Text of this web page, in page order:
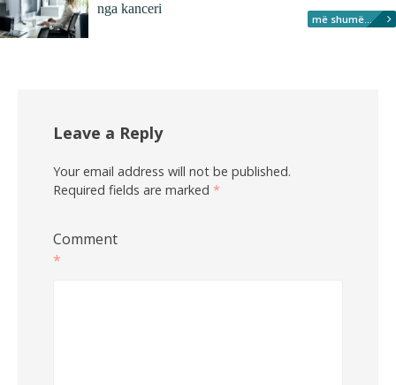
nga kanceri
më shumë...
Leave a Reply
Your email address will not be published.
Required fields are marked *
Comment
*